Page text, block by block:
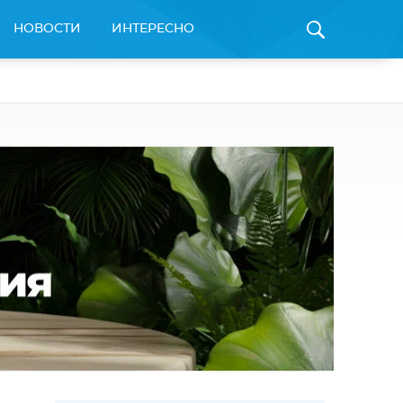
НОВОСТИ ИНТЕРЕСНО